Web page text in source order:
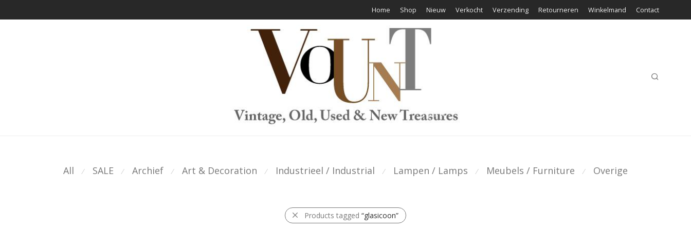
Home Shop Nieuw Verkocht Verzending Retourneren Winkelmand Contact
All ⁄ SALE ⁄ Archief ⁄ Art & Decoration ⁄ Industrieel / Industrial ⁄ Lampen / Lamps ⁄ Meubels / Furniture ⁄ Overige
Products tagged “glasicoon”